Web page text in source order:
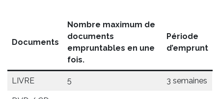
Documents
Nombre maximum de
documents
empruntables en une
fois.
Période
d’emprunt
LIVRE 5 3 semaines